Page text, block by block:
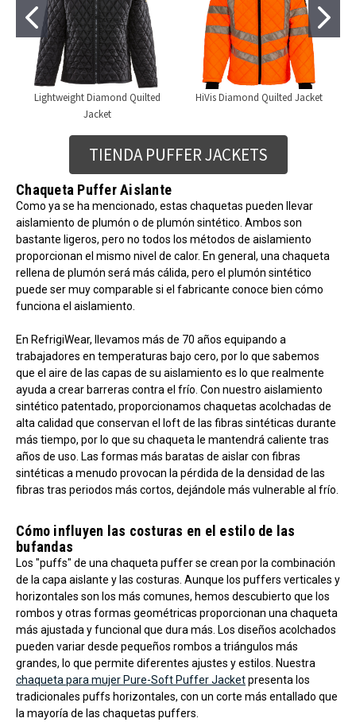
Lightweight Diamond Quilted
Jacket
HiVis Diamond Quilted Jacket
TIENDA PUFFER JACKETS
Chaqueta Puffer Aislante
Como ya se ha mencionado, estas chaquetas pueden llevar
aislamiento de plumón o de plumón sintético. Ambos son
bastante ligeros, pero no todos los métodos de aislamiento
proporcionan el mismo nivel de calor. En general, una chaqueta
rellena de plumón será más cálida, pero el plumón sintético
puede ser muy comparable si el fabricante conoce bien cómo
funciona el aislamiento.
En RefrigiWear, llevamos más de 70 años equipando a
trabajadores en temperaturas bajo cero, por lo que sabemos
que el aire de las capas de su aislamiento es lo que realmente
ayuda a crear barreras contra el frío. Con nuestro aislamiento
sintético patentado, proporcionamos chaquetas acolchadas de
alta calidad que conservan el loft de las fibras sintéticas durante
más tiempo, por lo que su chaqueta le mantendrá caliente tras
años de uso. Las formas más baratas de aislar con fibras
sintéticas a menudo provocan la pérdida de la densidad de las
fibras tras periodos más cortos, dejándole más vulnerable al frío.
Cómo influyen las costuras en el estilo de las
bufandas
Los "puffs" de una chaqueta puffer se crean por la combinación
de la capa aislante y las costuras. Aunque los puffers verticales y
horizontales son los más comunes, hemos descubierto que los
rombos y otras formas geométricas proporcionan una chaqueta
más ajustada y funcional que dura más. Los diseños acolchados
pueden variar desde pequeños rombos a triángulos más
grandes, lo que permite diferentes ajustes y estilos. Nuestra
chaqueta para mujer Pure-Soft Puffer Jacketpresenta los
tradicionales puffs horizontales, con un corte más entallado que
la mayoría de las chaquetas puffers.